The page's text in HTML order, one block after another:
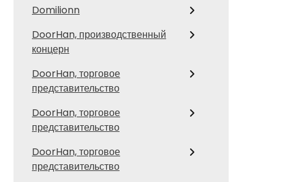
Domilionn
DoorHan, производственный
концерн
DoorHan, торговое
представительство
DoorHan, торговое
представительство
DoorHan, торговое
представительство